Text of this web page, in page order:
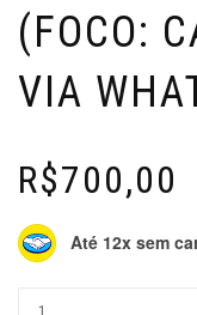
(FOCO:
VIA
R$700,00
Até 12x sem